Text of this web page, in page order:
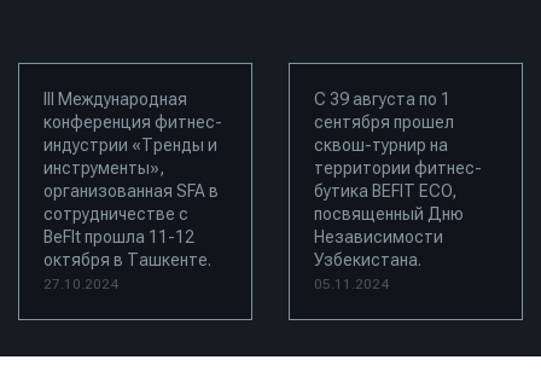
III Международная
конференция фитнес-
индустрии «Тренды и
инструменты»,
организованная SFA в
сотрудничестве с
BeFIt прошла 11-12
октября в Ташкенте.
27.10.2024
С 39 августа по 1
сентября прошел
сквош-турнир на
территории фитнес-
бутика BEFIT ECO,
посвященный Дню
Независимости
Узбекистана.
05.11.2024